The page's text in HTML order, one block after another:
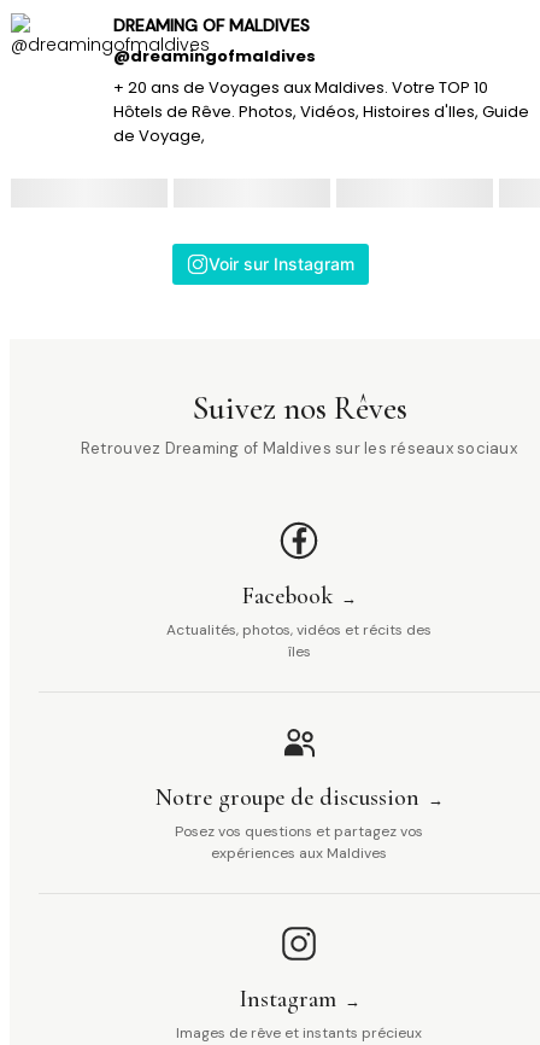
DREAMING OF MALDIVES
@dreamingofmaldives
+ 20 ans de Voyages aux Maldives. Votre TOP 10
Hôtels de Rêve. Photos, Vidéos, Histoires d'Iles, Guide
de Voyage,
Voir sur Instagram
Suivez nos Rêves
Retrouvez Dreaming of Maldives sur les réseaux sociaux
Facebook
Actualités, photos, vidéos et récits des
îles
Notre groupe de discussion
Posez vos questions et partagez vos
expériences aux Maldives
Instagram
Images de rêve et instants précieux